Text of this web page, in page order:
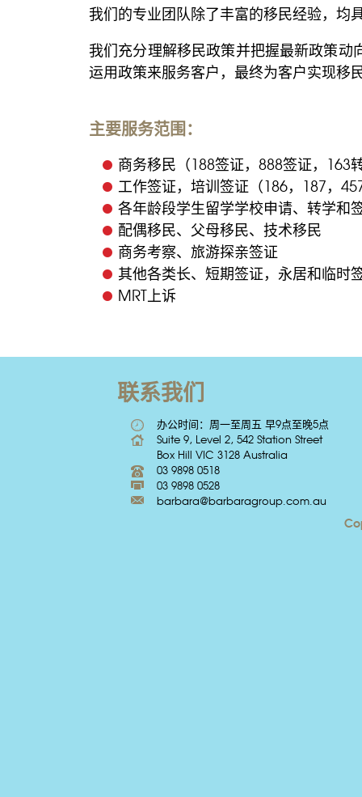
我们的专业团队除了丰富的移民经验，均
我们充分理解移民政策并把握最新政策
运用政策来服务客户，最终为客户实现移
主要服务范围：
商务移民（188签证，888签证，163
工作签证，培训签证（186，187，
各年龄段学生留学学校申请、转学和
配偶移民、父母移民、技术移民
商务考察、旅游探亲签证
其他各类长、短期签证，永居和临时
MRT上诉
联系我们
办公时间：周一至周五 早9点至晚5点
Suite 9, Level 2, 542 Station Street
Box Hill VIC 3128 Australia
03 9898 0518
03 9898 0528
barbara@barbaragroup.com.au